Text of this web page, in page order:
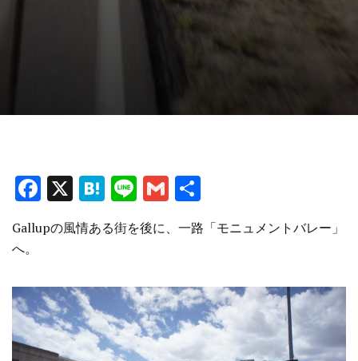
F
ce
o
o
k
X H
at
e
a
Li
n
e
G
m
ai
有
Gallupの風情ある街を後に、一路「モニュメントバレー」
へ。